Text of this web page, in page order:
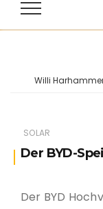
SOLAR
Der BYD-
Willi
Der BYD